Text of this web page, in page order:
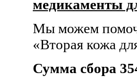
медикаменты
Мы можем
«Вторая кожа
Сумма сбора